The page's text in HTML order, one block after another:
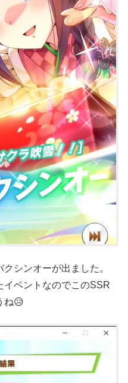
シンオーが出ました。
イベントなのでこのSSR
ね😥